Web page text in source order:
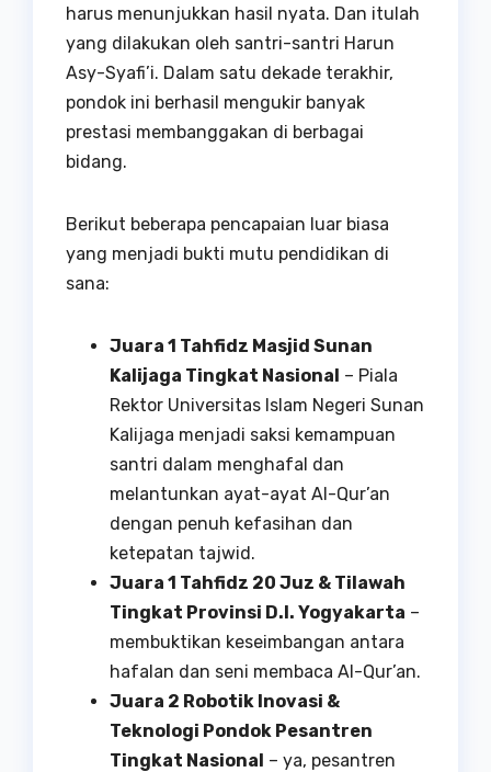
harus menunjukkan hasil nyata. Dan itulah
yang dilakukan oleh santri-santri Harun
Asy-Syafi’i. Dalam satu dekade terakhir,
pondok ini berhasil mengukir banyak
prestasi membanggakan di berbagai
bidang.
Berikut beberapa pencapaian luar biasa
yang menjadi bukti mutu pendidikan di
sana:
Juara 1 Tahfidz Masjid Sunan
Kalijaga Tingkat Nasional – Piala
Rektor Universitas Islam Negeri Sunan
Kalijaga menjadi saksi kemampuan
santri dalam menghafal dan
melantunkan ayat-ayat Al-Qur’an
dengan penuh kefasihan dan
ketepatan tajwid.
Juara 1 Tahfidz 20 Juz & Tilawah
Tingkat Provinsi D.I. Yogyakarta –
membuktikan keseimbangan antara
hafalan dan seni membaca Al-Qur’an.
Juara 2 Robotik Inovasi &
Teknologi Pondok Pesantren
Tingkat Nasional – ya, pesantren